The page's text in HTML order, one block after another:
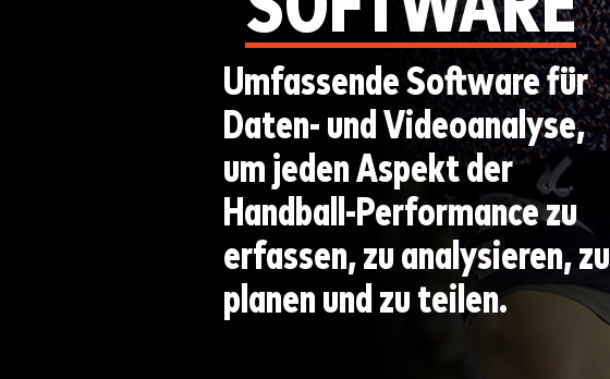
Umfassende Software für
Daten- und Videoanalyse,
um jeden Aspekt der
Handball-Performance zu
erfassen, zu analysieren, zu
planen und zu teilen.